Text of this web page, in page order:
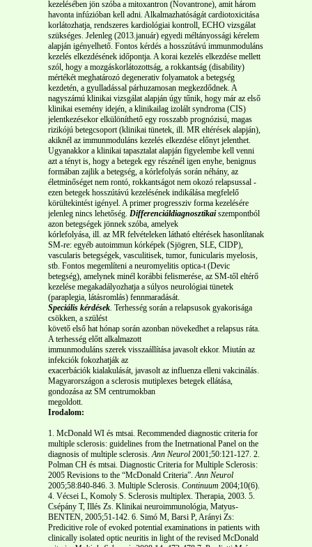
kezelésében jön szóba a mitoxantron (Novantrone), amit három
havonta infúzióban kell adni. Alkalmazhatóságát cardiotoxicitása
korlátozhatja, rendszeres kardiológiai kontroll, ECHO vizsgálat
szükséges. Jelenleg (2013.január) egyedi méltányossági kérelem
alapján igényelhető. Fontos kérdés a hosszútávú immunmoduláns
kezelés elkezdésének időpontja. A korai kezelés elkezdése mellett
szól, hogy a mozgáskorlátozottság, a rokkantság (disability)
mértékét meghatározó degenerativ folyamatok a betegség
kezdetén, a gyulladással párhuzamosan megkezdődnek. A
nagyszámú klinikai vizsgálat alapján úgy tűnik, hogy már az első
klinikai esemény idején, a klinikailag izolált syndroma (CIS)
jelentkezésekor elkülöníthető egy rosszabb prognózisú, magas
rizikójú betegcsoport (klinikai tünetek, ill. MR eltérések alapján),
akiknél az immunmoduláns kezelés elkezdése előnyt jelenthet.
Ugyanakkor a klinikai tapasztalat alapján figyelembe kell venni
azt a tényt is, hogy a betegek egy részénél igen enyhe, benignus
formában zajlik a betegség, a kórlefolyás során néhány, az
életminőséget nem rontó, rokkantságot nem okozó relapsussal -
ezen betegek hosszútávú kezelésének indikálása megfelelő
körültekintést igényel. A primer progressziv forma kezelésére
jelenleg nincs lehetőség. Differenciáldiagnosztikai szempontból
azon betegségek jönnek szóba, amelyek
kórlefolyása, ill. az MR felvételeken látható eltérések hasonlítanak
SM-re: egyéb autoimmun kórképek (Sjögren, SLE, CIDP),
vascularis betegségek, vasculitisek, tumor, funicularis myelosis,
stb. Fontos megemlíteni a neuromyelitis optica-t (Devic
betegség), amelynek minél korábbi felismerése, az SM-től eltérő
kezelése megakadályozhatja a súlyos neurológiai tünetek
(paraplegia, látásromlás) fennmaradását.
Speciális kérdések. Terhesség során a relapsusok gyakorisága
csökken, a szülést
követő első hat hónap során azonban növekedhet a relapsus ráta.
A terhesség előtt alkalmazott
immunmoduláns szerek visszaállítása javasolt ekkor. Miután az
infekciók fokozhatják az
exacerbációk kialakulását, javasolt az influenza elleni vakcinálás.
Magyarországon a sclerosis mutiplexes betegek ellátása,
gondozása az SM centrumokban
megoldott.
Irodalom:
1. McDonald WI és mtsai. Recommended diagnostic criteria for
multiple sclerosis: guidelines from the Inetrnational Panel on the
diagnosis of multiple sclerosis.Ann Neurol 2001;50:121-127. 2.
Polman CH és mtsai. Diagnostic Criteria for Multiple Sclerosis:
2005 Revisions to the “McDonald Criteria”.Ann Neurol
2005;58:840-846. 3. Multiple Sclerosis. Continuum 2004;10(6).
4. Vécsei L, Komoly S. Sclerosis multiplex. Therapia, 2003. 5.
Csépány T, Illés Zs. Klinikai neuroimmunológia, Matyus-
BENTEN, 2005;51-142. 6. Simó M, Barsi P, Arányi Zs:
Predicitive role of evoked potential examinations in patients with
clinically isolated optic neuritis in light of the revised McDonald